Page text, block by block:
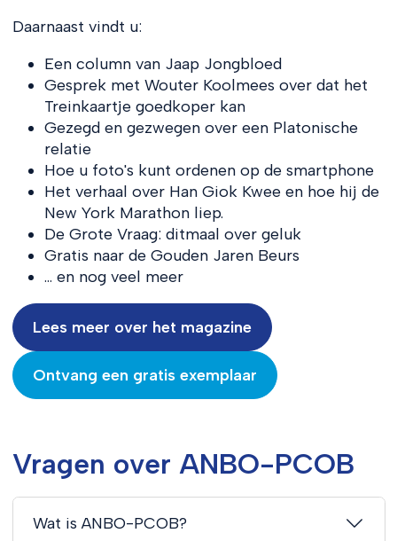
Daarnaast vindt u:
Een column van Jaap Jongbloed
Gesprek met Wouter Koolmees over dat het
Treinkaartje goedkoper kan
Gezegd en gezwegen over een Platonische
relatie
Hoe u foto's kunt ordenen op de smartphone
Het verhaal over Han Giok Kwee en hoe hij de
New York Marathon liep.
De Grote Vraag: ditmaal over geluk
Gratis naar de Gouden Jaren Beurs
… en nog veel meer
Lees meer over het magazine
Ontvang een gratis exemplaar
Vragen over ANBO-PCOB
Wat is ANBO-PCOB?